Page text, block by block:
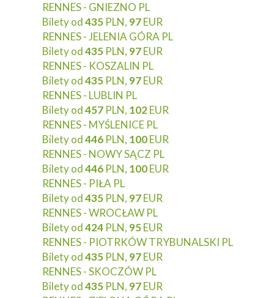
RENNES - GNIEZNO PL
Bilety od435 PLN, 97EUR
RENNES - JELENIA GÓRA PL
Bilety od435 PLN, 97EUR
RENNES - KOSZALIN PL
Bilety od435 PLN, 97EUR
RENNES - LUBLIN PL
Bilety od457 PLN, 102EUR
RENNES - MYŚLENICE PL
Bilety od446 PLN, 100EUR
RENNES - NOWY SĄCZ PL
Bilety od446 PLN, 100EUR
RENNES - PIŁA PL
Bilety od435 PLN, 97EUR
RENNES - WROCŁAW PL
Bilety od424 PLN, 95EUR
RENNES - PIOTRKÓW TRYBUNALSKI PL
Bilety od435 PLN, 97EUR
RENNES - SKOCZÓW PL
Bilety od435 PLN, 97EUR